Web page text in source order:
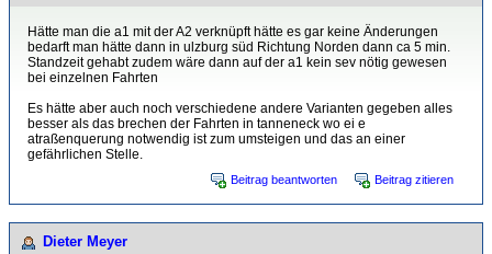
Hätte man die a1 mit der A2 verknüpft hätte es gar keine Änderungen
bedarft man hätte dann in ulzburg süd Richtung Norden dann ca 5 min.
Standzeit gehabt zudem wäre dann auf der a1 kein sev nötig gewesen
bei einzelnen Fahrten
Es hätte aber auch noch verschiedene andere Varianten gegeben alles
besser als das brechen der Fahrten in tanneneck wo ei e
atraßenquerung notwendig ist zum umsteigen und das an einer
gefährlichen Stelle.
Beitrag beantworten Beitrag zitieren
Dieter Meyer